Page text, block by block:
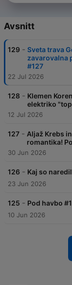
Avsnitt
129 - Sveta trava
zavarovalna
#127
22 Jul 2026
128 - Klemen
elektriko
12 Jul 2026
127 - Aljaž Krebs
romantika!
30 Jun 2026
126 - Kaj so
23 Jun 2026
125 - Pod havbo
10 Jun 2026